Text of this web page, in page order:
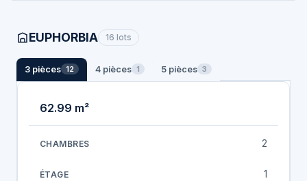
EUPHORBIA 16 lots
3 pièces 12 4 pièces 1 5 pièces 3
62.99 m²
2
1